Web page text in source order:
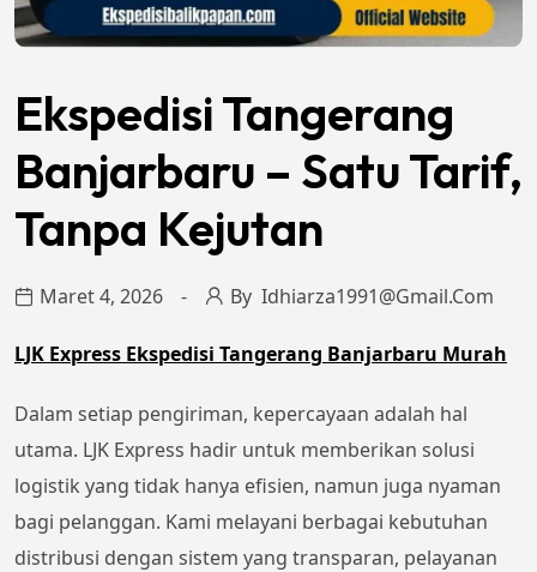
Ekspedisi Tangerang
Banjarbaru – Satu Tarif,
Tanpa Kejutan
Maret 4, 2026 By Idhiarza1991@gmail.com
LJK Express Ekspedisi Tangerang Banjarbaru Murah
Dalam setiap pengiriman, kepercayaan adalah hal
utama. LJK Express hadir untuk memberikan solusi
logistik yang tidak hanya efisien, namun juga nyaman
bagi pelanggan. Kami melayani berbagai kebutuhan
distribusi dengan sistem yang transparan, pelayanan